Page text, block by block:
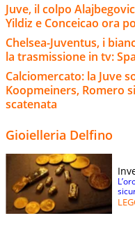
Juve, il colpo
Yildiz e Conceicao ora
Chelsea-Juventus, i
la trasmissione in tv:
Calciomercato: la Juve
Koopmeiners, Romero
scatenata
Gioielleria Delfino